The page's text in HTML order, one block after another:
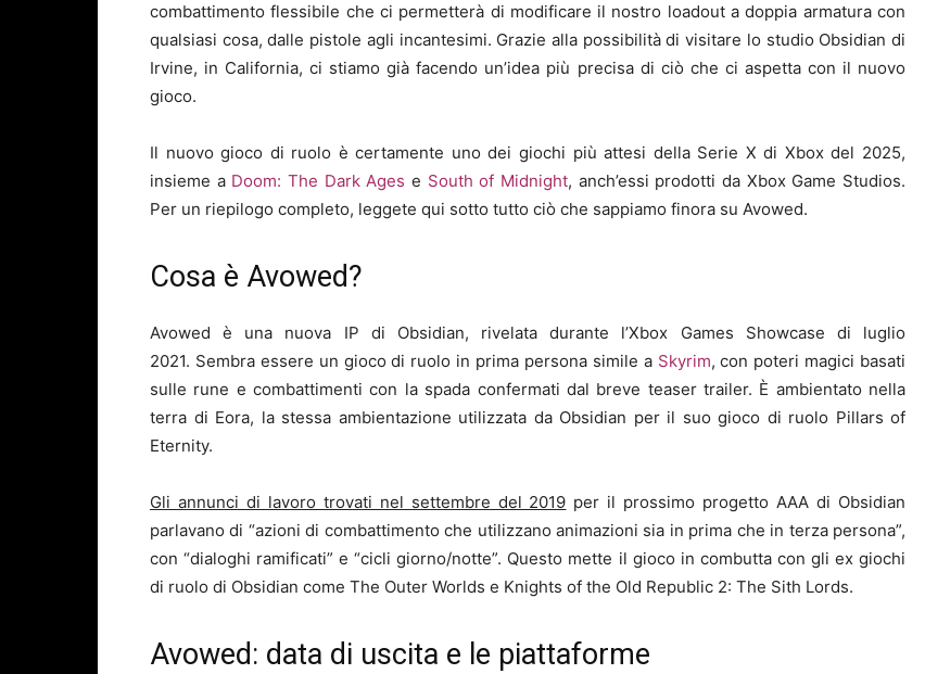
combattimento flessibile che ci permetterà di modificare il nostro loadout a doppia armatura con
qualsiasi cosa, dalle pistole agli incantesimi. Grazie alla possibilità di visitare lo studio Obsidian di
Irvine, in California, ci stiamo già facendo un’idea più precisa di ciò che ci aspetta con il nuovo
gioco.
Il nuovo gioco di ruolo è certamente uno dei giochi più attesi della Serie X di Xbox del 2025,
insieme a Doom: The Dark Ages e South of Midnight, anch’essi prodotti da Xbox Game Studios.
Per un riepilogo completo, leggete qui sotto tutto ciò che sappiamo finora su Avowed.
Cosa è Avowed?
Avowed è una nuova IP di Obsidian, rivelata durante l’Xbox Games Showcase di luglio
2021. Sembra essere un gioco di ruolo in prima persona simile a Skyrim, con poteri magici basati
sulle rune e combattimenti con la spada confermati dal breve teaser trailer. È ambientato nella
terra di Eora, la stessa ambientazione utilizzata da Obsidian per il suo gioco di ruolo Pillars of
Eternity.
Gli annunci di lavoro trovati nel settembre del 2019 per il prossimo progetto AAA di Obsidian
parlavano di “azioni di combattimento che utilizzano animazioni sia in prima che in terza persona”,
con “dialoghi ramificati” e “cicli giorno/notte”. Questo mette il gioco in combutta con gli ex giochi
di ruolo di Obsidian come The Outer Worlds e Knights of the Old Republic 2: The Sith Lords.
Avowed: data di uscita e le piattaforme